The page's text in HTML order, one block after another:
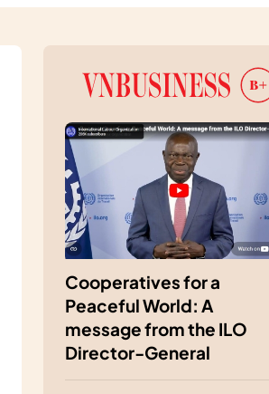
Cooperatives for a
Peaceful World: A
message from the ILO
Director-General